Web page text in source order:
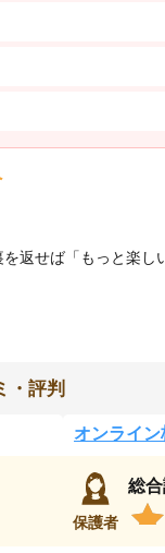
返せば「もっと楽
・評判
オンライン
保護者
総